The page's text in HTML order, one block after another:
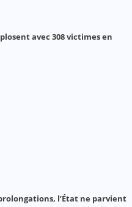
avec 308 victimes en
l’État ne parvient